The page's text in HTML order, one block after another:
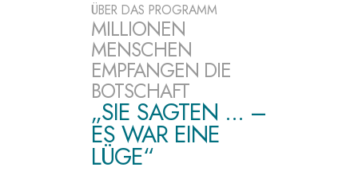
ÜBER DAS PROGRAMM
MILLIONEN
MENSCHEN
EMPFANGEN DIE
BOTSCHAFT
„SIE SAGTEN ... –
ES WAR EINE
LÜGE“